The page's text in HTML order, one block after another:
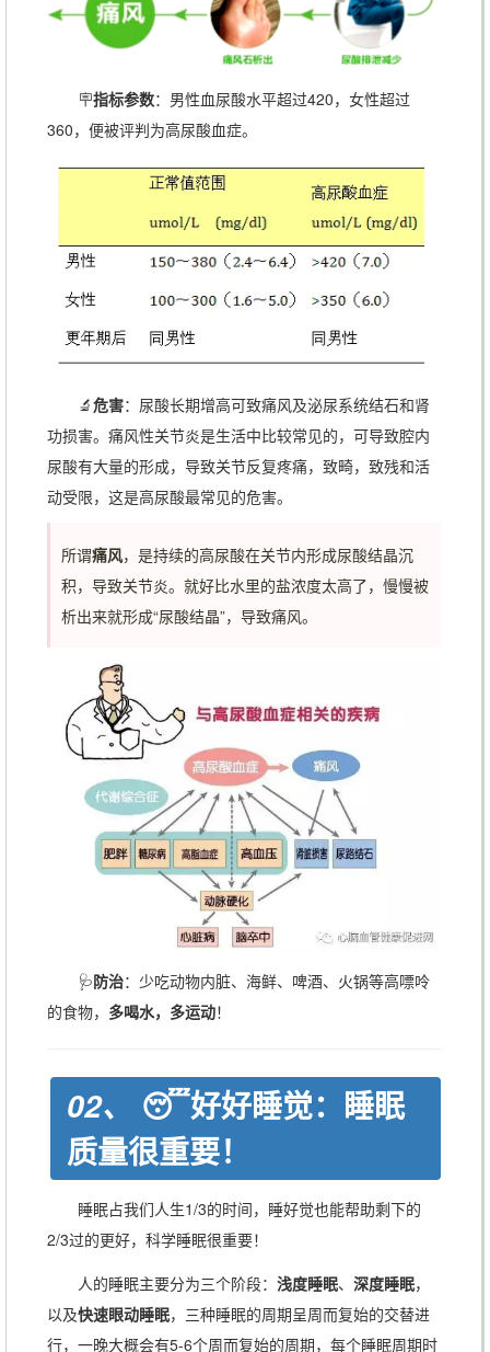
🪧指标参数：男性血尿酸水平超过420，女性超过
360，便被评判为高尿酸血症。
🔬危害：尿酸长期增高可致痛风及泌尿系统结石和肾
功损害。痛风性关节炎是生活中比较常见的，可导致腔内
尿酸有大量的形成，导致关节反复疼痛，致畸，致残和活
动受限，这是高尿酸最常见的危害。
所谓痛风，是持续的高尿酸在关节内形成尿酸结晶沉
积，导致关节炎。就好比水里的盐浓度太高了，慢慢被
析出来就形成“尿酸结晶”，导致痛风。
🩺防治：少吃动物内脏、海鲜、啤酒、火锅等高嘌呤
的食物， 多喝水，多运动！
02、
😴好好睡觉：睡眠
质量很重要！
睡眠占我们人生1/3的时间，睡好觉也能帮助剩下的
2/3过的更好，科学睡眠很重要！
人的睡眠主要分为三个阶段： 浅度睡眠、 深度睡眠，
以及快速眼动睡眠，三种睡眠的周期呈周而复始的交替进
行，一晚大概会有5-6个周而复始的周期，每个睡眠周期时